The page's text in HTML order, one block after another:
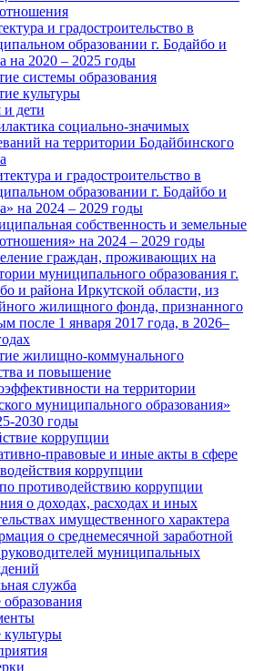
и градостроительство в
образовании г. Бодайбо и
на 2020 – 2025 годы
системы образования
культуры
дети
социально-значимых
на территории Бодайбинского
и градостроительство в
образовании г. Бодайбо и
на 2024 – 2029 годы
собственность и земельные
на 2024 – 2029 годы
граждан, проживающих на
муниципального образования г.
и района Иркутской области, из
жилищного фонда, признанного
после 1 января 2017 года, в 2026–
жилищно-коммунального
и повышение
на территории
муниципального образования»
2030 годы
коррупции
правовые и иные акты в сфере
коррупции
противодействию коррупции
о доходах, расходах и иных
имущественного характера
о среднемесячной заработной
руководителей муниципальных
служба